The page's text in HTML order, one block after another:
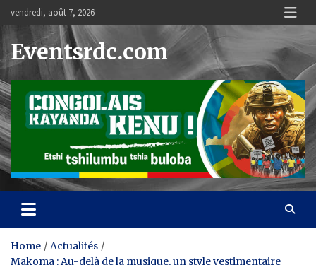
content
vendredi, août 7, 2026
Eventsrdc.com
Home
Actualités
Makoma : Au-delà de la musique, un style vestimentaire